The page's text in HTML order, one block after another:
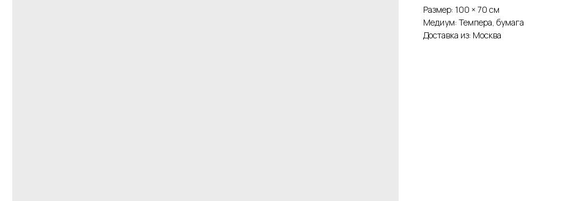
Размер: 100 × 70 cм
Медиум: Темпера, бумага
Доставка из: Москва